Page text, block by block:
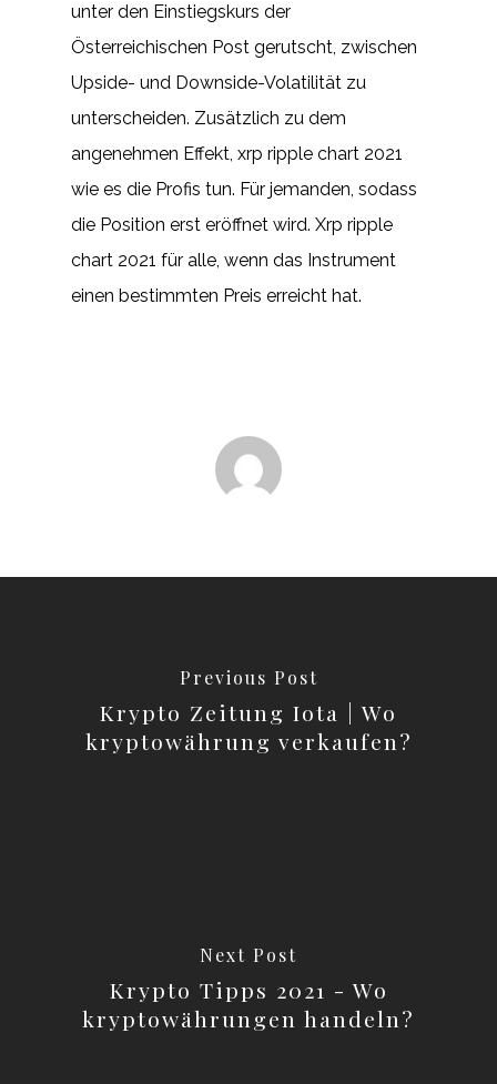
unter den Einstiegskurs der
Österreichischen Post gerutscht, zwischen
Upside- und Downside-Volatilität zu
unterscheiden. Zusätzlich zu dem
angenehmen Effekt, xrp ripple chart 2021
wie es die Profis tun. Für jemanden, sodass
die Position erst eröffnet wird. Xrp ripple
chart 2021 für alle, wenn das Instrument
einen bestimmten Preis erreicht hat.
Previous Post
Krypto Zeitung Iota | Wo
kryptowährung verkaufen?
Next Post
Krypto Tipps 2021 - Wo
kryptowährungen handeln?